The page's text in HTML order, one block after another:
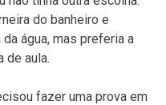
do banheiro e
água, mas preferia a
de aula.
fazer uma prova em